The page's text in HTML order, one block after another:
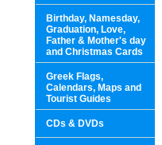
Birthday, Namesday,
Graduation, Love,
Father & Mother's day
and Christmas Cards
Greek Flags,
Calendars, Maps and
Tourist Guides
CDs & DVDs